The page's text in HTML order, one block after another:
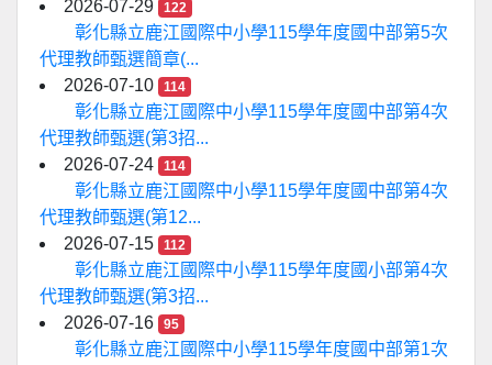
2026-07-29
122
彰化縣立鹿江國際中小學115學年度國中部第5次
代理教師甄選簡章(...
2026-07-10
114
彰化縣立鹿江國際中小學115學年度國中部第4次
代理教師甄選(第3招...
2026-07-24
114
彰化縣立鹿江國際中小學115學年度國中部第4次
代理教師甄選(第12...
2026-07-15
112
彰化縣立鹿江國際中小學115學年度國小部第4次
代理教師甄選(第3招...
2026-07-16
95
彰化縣立鹿江國際中小學115學年度國中部第1次